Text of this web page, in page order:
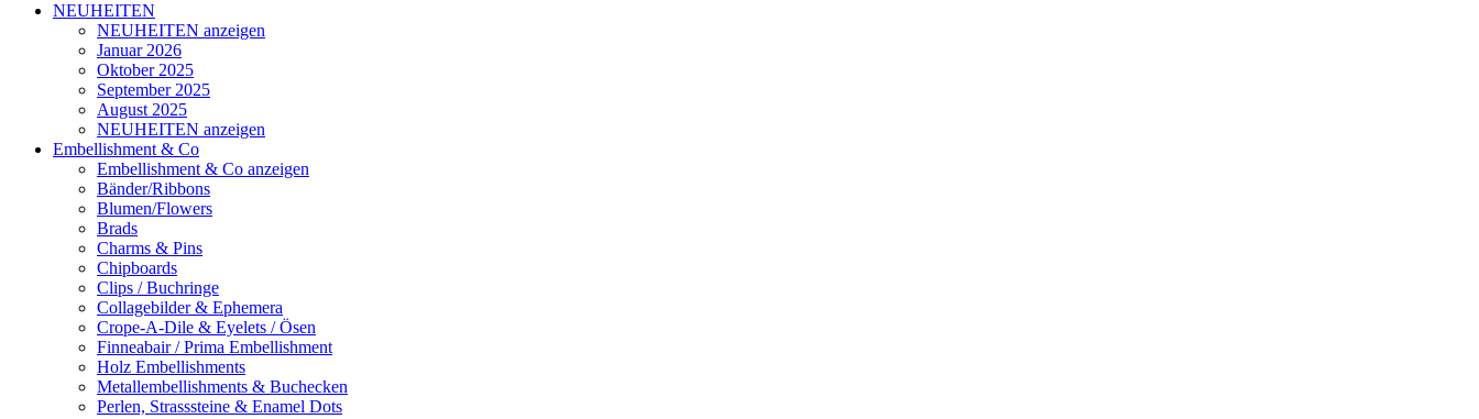
NEUHEITEN
NEUHEITEN anzeigen
Januar 2026
Oktober 2025
September 2025
August 2025
NEUHEITEN anzeigen
Embellishment & Co
Embellishment & Co anzeigen
Bänder/Ribbons
Blumen/Flowers
Brads
Charms & Pins
Chipboards
Clips / Buchringe
Collagebilder & Ephemera
Crope-A-Dile & Eyelets / Ösen
Finneabair / Prima Embellishment
Holz Embellishments
Metallembellishments & Buchecken
Perlen, Strasssteine & Enamel Dots